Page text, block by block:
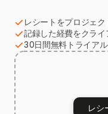
レシートをプロジェ
記録した経費をクラ
30日間無料トライア
レシ